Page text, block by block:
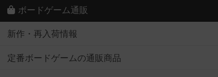
ボードゲーム通販
新作・再入荷情報
定番ボードゲームの通販商品